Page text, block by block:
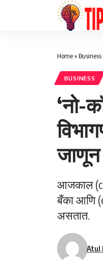
Home»Business
BUSINESS
‘नो-
जाणून
आजकाल
बँका आणि
असतात.
Atul